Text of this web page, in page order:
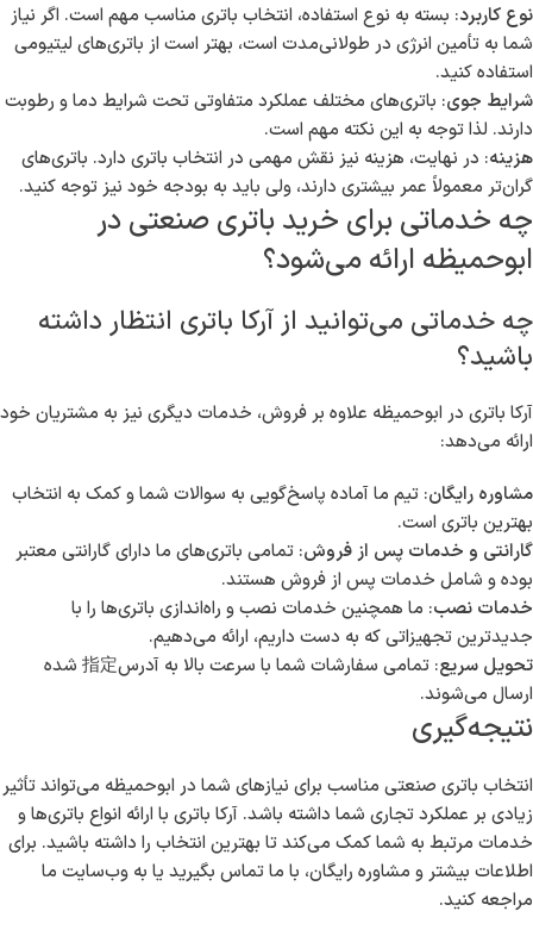
نوع کاربرد: بسته به نوع استفاده، انتخاب باتری مناسب مهم است. اگر نیاز
شما به تأمین انرژی در طولانی‌مدت است، بهتر است از باتری‌های لیتیومی
استفاده کنید.
شرایط جوی: باتری‌های مختلف عملکرد متفاوتی تحت شرایط دما و رطوبت
دارند. لذا توجه به این نکته مهم است.
هزینه: در نهایت، هزینه نیز نقش مهمی در انتخاب باتری دارد. باتری‌های
گران‌تر معمولاً عمر بیشتری دارند، ولی باید به بودجه خود نیز توجه کنید.
چه خدماتی برای خرید باتری صنعتی در
ابوحمیظه ارائه می‌شود؟
چه خدماتی می‌توانید از آرکا باتری انتظار داشته
باشید؟
آرکا باتری در ابوحمیظه علاوه بر فروش، خدمات دیگری نیز به مشتریان خود
ارائه می‌دهد:
مشاوره رایگان: تیم ما آماده پاسخ‌گویی به سوالات شما و کمک به انتخاب
بهترین باتری است.
گارانتی و خدمات پس از فروش: تمامی باتری‌های ما دارای گارانتی معتبر
بوده و شامل خدمات پس از فروش هستند.
خدمات نصب: ما همچنین خدمات نصب و راه‌اندازی باتری‌ها را با
جدیدترین تجهیزاتی که به دست داریم، ارائه می‌دهیم.
تحویل سریع
: تمامی سفارشات شما با سرعت بالا به آدرس指定 شده
ارسال می‌شوند.
نتیجه‌گیری
انتخاب باتری صنعتی مناسب برای نیازهای شما در ابوحمیظه می‌تواند تأثیر
زیادی بر عملکرد تجاری شما داشته باشد. آرکا باتری با ارائه انواع باتری‌ها و
خدمات مرتبط به شما کمک می‌کند تا بهترین انتخاب را داشته باشید. برای
اطلاعات بیشتر و مشاوره رایگان، با ما تماس بگیرید یا به وب‌سایت ما
مراجعه کنید.